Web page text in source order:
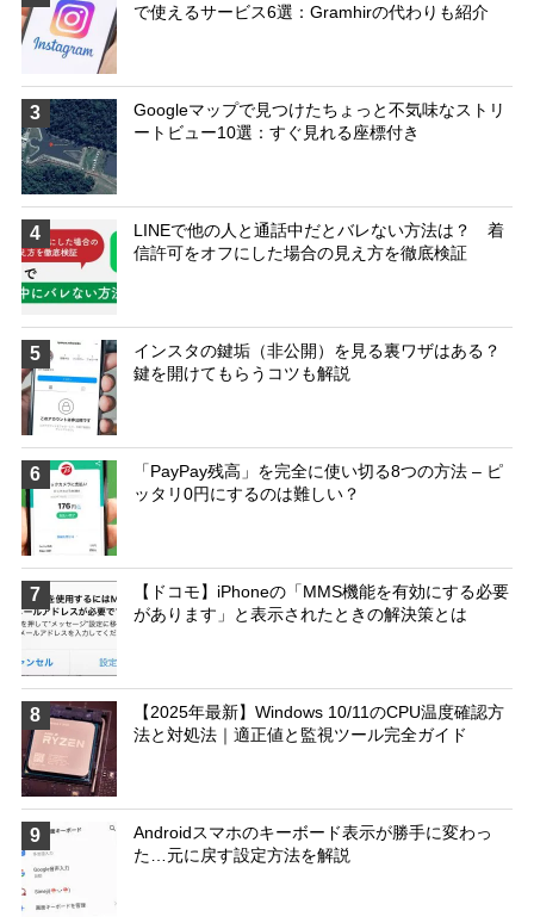
で使えるサービス6選：Gramhirの代わりも紹介
3
Googleマップで見つけたちょっと不気味なストリ
ートビュー10選：すぐ見れる座標付き
4
LINEで他の人と通話中だとバレない方法は？ 着
信許可をオフにした場合の見え方を徹底検証
5
インスタの鍵垢（非公開）を見る裏ワザはある？
鍵を開けてもらうコツも解説
6
「PayPay残高」を完全に使い切る8つの方法 – ピ
ッタリ0円にするのは難しい？
7
【ドコモ】iPhoneの「MMS機能を有効にする必要
があります」と表示されたときの解決策とは
8
【2025年最新】Windows 10/11のCPU温度確認方
法と対処法｜適正値と監視ツール完全ガイド
9
Androidスマホのキーボード表示が勝手に変わっ
た…元に戻す設定方法を解説